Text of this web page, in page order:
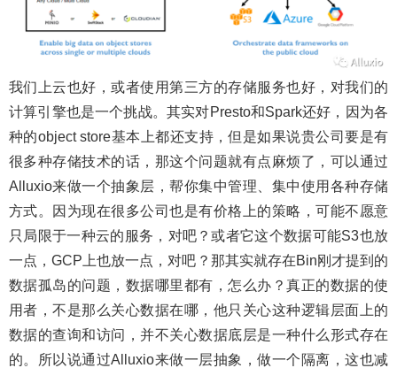
我们上云也好，或者使用第三方的存储服务也好，对我们的
计算引擎也是一个挑战。其实对Presto和Spark还好，因为各
种的object store基本上都还支持，但是如果说贵公司要是有
很多种存储技术的话，那这个问题就有点麻烦了，可以通过
Alluxio来做一个抽象层，帮你集中管理、集中使用各种存储
方式。因为现在很多公司也是有价格上的策略，可能不愿意
只局限于一种云的服务，对吧？或者它这个数据可能S3也放
一点，GCP上也放一点，对吧？那其实就存在Bin刚才提到的
数据孤岛的问题，数据哪里都有，怎么办？真正的数据的使
用者，不是那么关心数据在哪，他只关心这种逻辑层面上的
数据的查询和访问，并不关心数据底层是一种什么形式存在
的。所以说通过Alluxio来做一层抽象，做一个隔离，这也减